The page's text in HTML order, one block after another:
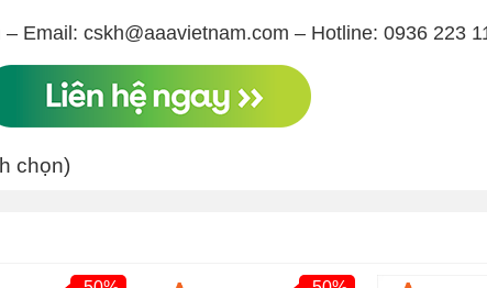
Email: cskh@aaavietnam.com – Hotline: 0936 223
chọn)